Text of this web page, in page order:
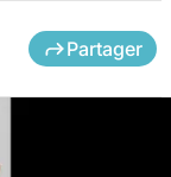
Partager